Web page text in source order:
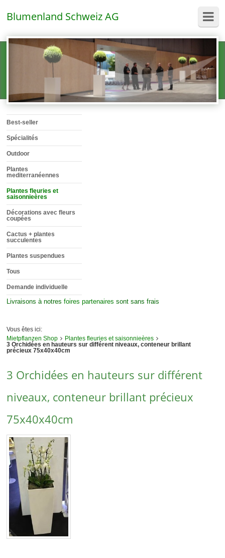
Blumenland Schweiz AG
Best-seller
Spécialités
Outdoor
Plantes
mediterranéennes
Plantes fleuries et
saisonnieères
Décorations avec fleurs
coupées
Cactus + plantes
succulentes
Plantes suspendues
Tous
Demande individuelle
Livraisons à notresfoires partenaires sont sans frais
Vous êtes ici:
Mietpflanzen Shop
Plantes fleuries et saisonnieères
3 Orchidées en hauteurs sur différent niveaux, conteneur brillant
précieux 75x40x40cm
3 Orchidées en hauteurs sur différent
niveaux, conteneur brillant précieux
75x40x40cm